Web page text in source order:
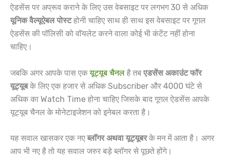
ऐडसेंस पर अप्रूव कराने के लिए उस वेबसाइट पर लगभग 30 से अधिक
यूनिक वैल्यूऐबल पोस्टहोनी चाहिए साथ ही साथ इस वेबसाइट पर गूगल
ऐडसेंस की पॉलिसी को वॉयलेट करने वाला कोई भी कंटेंट नहीं होना
चाहिए।
जबकि अगर आपके पास एकयूट्यूब चैनल है तब एडसेंस अकाउंट फॉर
यूट्यूबके लिए एक हजार से अधिक Subscriber और 4000 घंटे से
अधिक का Watch Time होना चाहिए जिसके बाद गूगल ऐडसेंस आपके
यूट्यूब चैनल के मोनेटाइजेशन को इनेबल करता है।
यह सवाल खासकर एक नए ब्लॉगर अथवा यूट्यूबरके मन में आता है। अगर
आप भी नए है तो यह सवाल जरुर बड़े ब्लॉगर से पूछते होंगे।